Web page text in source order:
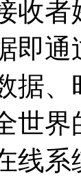
收
即
据、
世界
线